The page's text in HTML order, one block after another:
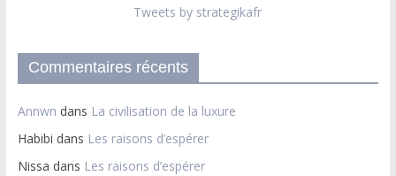
Tweets by strategikafr
Commentaires récents
Annwn dans La civilisation de la luxure
Habibi dans Les raisons d’espérer
Nissa dans Les raisons d’espérer